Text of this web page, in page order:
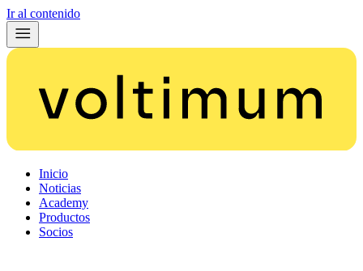
Ir al contenido
Inicio
Noticias
Academy
Productos
Socios